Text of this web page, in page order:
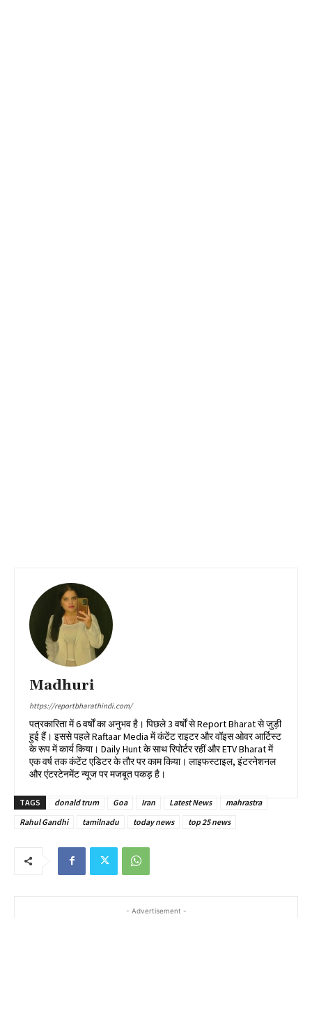
Madhuri
https://reportbharathindi.com/
पत्रकारिता में 6 वर्षों का अनुभव है। पिछले 3 वर्षों से Report Bharat से जुड़ी
हुई हैं। इससे पहले Raftaar Media में कंटेंट राइटर और वॉइस ओवर आर्टिस्ट
के रूप में कार्य किया। Daily Hunt के साथ रिपोर्टर रहीं और ETV Bharat में
एक वर्ष तक कंटेंट एडिटर के तौर पर काम किया। लाइफस्टाइल, इंटरनेशनल
और एंटरटेनमेंट न्यूज पर मजबूत पकड़ है।
TAGS donald trum Goa Iran Latest News
mahrastra
Rahul Gandhi
tamilnadu today news top 25 news
- Advertisement -